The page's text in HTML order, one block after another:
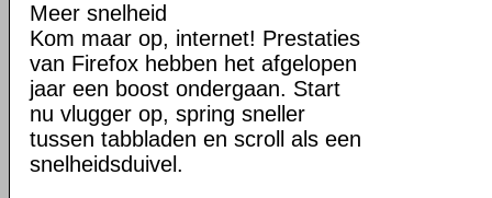
Meer snelheid
Kom maar op, internet! Prestaties
van Firefox hebben het afgelopen
jaar een boost ondergaan. Start
nu vlugger op, spring sneller
tussen tabbladen en scroll als een
snelheidsduivel.